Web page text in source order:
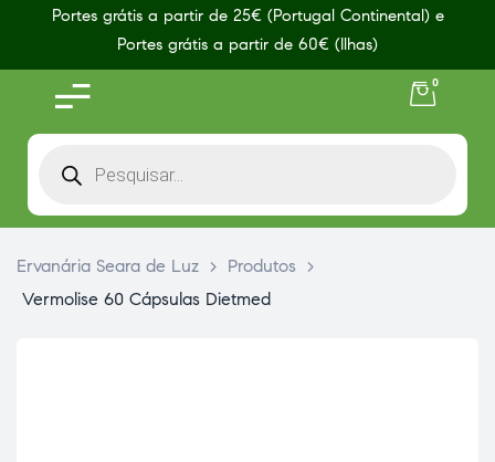
Portes grátis a partir de 25€ (Portugal Continental) e
Portes grátis a partir de 60€ (Ilhas)
0
Ervanária Seara de Luz > Produtos
>
Vermolise 60 Cápsulas Dietmed